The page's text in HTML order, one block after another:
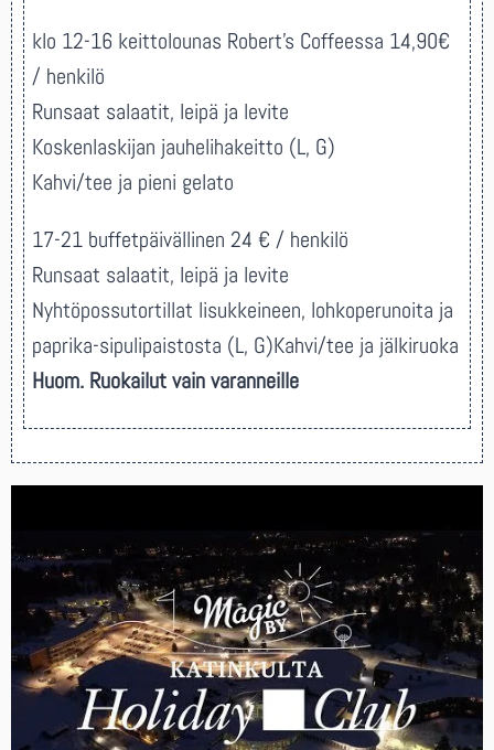
klo 12-16 keittolounas Robert’s Coffeessa 14,90€
/ henkilö
Runsaat salaatit, leipä ja levite
Koskenlaskijan jauhelihakeitto (L, G)
Kahvi/tee ja pieni gelato
17-21 buffetpäivällinen 24 € / henkilö
Runsaat salaatit, leipä ja levite
Nyhtöpossutortillat lisukkeineen, lohkoperunoita ja
paprika-sipulipaistosta (L, G)Kahvi/tee ja jälkiruoka
Huom. Ruokailut vain varanneille